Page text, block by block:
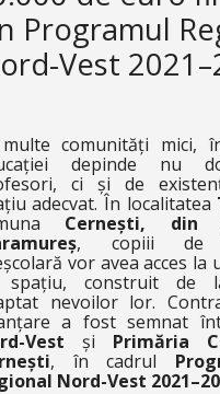
Programul
Vest
comunități mici,
depinde nu
ci și de
adecvat. În localitatea
Cernești, din
, copiii de
vor avea acces la
spațiu, construit de
nevoilor lor.
a fost semnat
Vest și Primăria
, în cadrul
Nord-Vest